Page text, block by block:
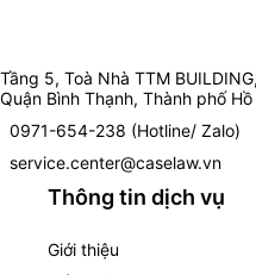
Tầng 5, Toà Nhà TTM
Quận Bình Thạnh, Thành phố
0971-654-238 (Hotline/ Zalo)
service.center@caselaw.vn
Thông tin dịch vụ
Giới thiệu